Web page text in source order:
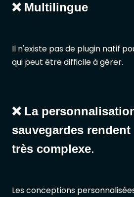
❌ Multilingue
Il n'existe pas de plugin natif
qui peut être difficile à gérer.
❌ La
sauvegardes
très complexe.
Les conceptions